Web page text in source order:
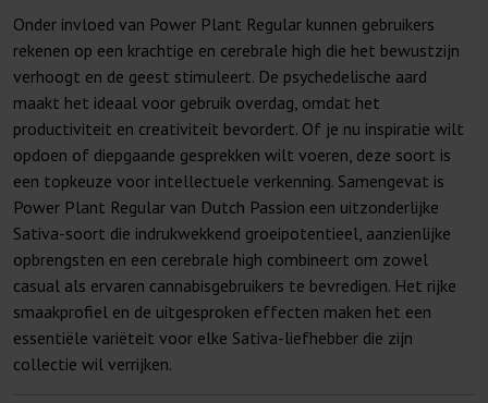
Onder invloed van Power Plant Regular kunnen gebruikers
rekenen op een krachtige en cerebrale high die het bewustzijn
verhoogt en de geest stimuleert. De psychedelische aard
maakt het ideaal voor gebruik overdag, omdat het
productiviteit en creativiteit bevordert. Of je nu inspiratie wilt
opdoen of diepgaande gesprekken wilt voeren, deze soort is
een topkeuze voor intellectuele verkenning. Samengevat is
Power Plant Regular van Dutch Passion een uitzonderlijke
Sativa-soort die indrukwekkend groeipotentieel, aanzienlijke
opbrengsten en een cerebrale high combineert om zowel
casual als ervaren cannabisgebruikers te bevredigen. Het rijke
smaakprofiel en de uitgesproken effecten maken het een
essentiële variëteit voor elke Sativa-liefhebber die zijn
collectie wil verrijken.